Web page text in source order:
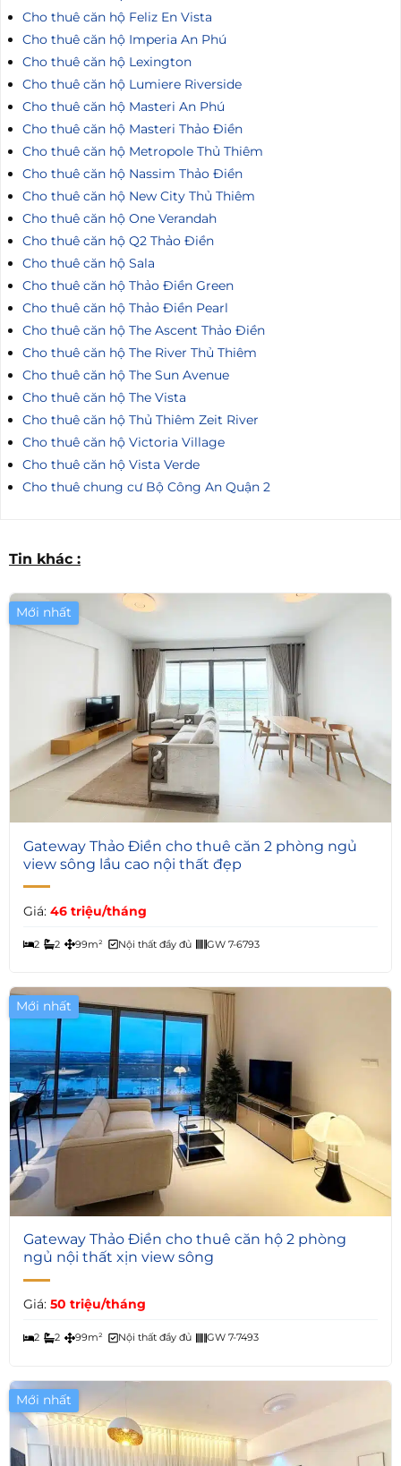
Cho thuê căn hộ Feliz En Vista
Cho thuê căn hộ Imperia An Phú
Cho thuê căn hộ Lexington
Cho thuê căn hộ Lumiere Riverside
Cho thuê căn hộ Masteri An Phú
Cho thuê căn hộ Masteri Thảo Điền
Cho thuê căn hộ Metropole Thủ Thiêm
Cho thuê căn hộ Nassim Thảo Điền
Cho thuê căn hộ New City Thủ Thiêm
Cho thuê căn hộ One Verandah
Cho thuê căn hộ Q2 Thảo Điền
Cho thuê căn hộ Sala
Cho thuê căn hộ Thảo Điền Green
Cho thuê căn hộ Thảo Điền Pearl
Cho thuê căn hộ The Ascent Thảo Điền
Cho thuê căn hộ The River Thủ Thiêm
Cho thuê căn hộ The Sun Avenue
Cho thuê căn hộ The Vista
Cho thuê căn hộ Thủ Thiêm Zeit River
Cho thuê căn hộ Victoria Village
Cho thuê căn hộ Vista Verde
Cho thuê chung cư Bộ Công An Quận 2
Tin khác :
Mới nhất
4
Gateway Thảo Điền cho thuê căn 2 phòng ngủ
view sông lầu cao nội thất đẹp
Giá: 46 triệu/tháng
2 2 99m² Nội thất đầy đủ GW 7-6793
Mới nhất
4
Gateway Thảo Điền cho thuê căn hộ 2 phòng
ngủ nội thất xịn view sông
Giá: 50 triệu/tháng
2 2 99m² Nội thất đầy đủ GW 7-7493
Mới nhất